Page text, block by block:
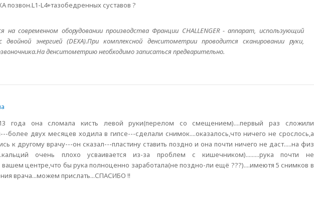
L4+тазобедренных суставов ?
современном оборудовании производства Франции CHALLENGER - аппарат, использующий
энергией (DEXA).При комплексной денситометрии проводится сканировании руки,
денситометрию необходимо записаться предварительно.
года она сломала кисть левой руки(перелом со смещением)....первый раз сложили
более двух месяцев ходила в гипсе---сделали снимок....оказалось,что ничего не срослось,а
к другому врачу---он сказал---пластину ставить поздно и она почти ничего не даст.....на физ
очень плохо усваивается из-за проблем с кишечником).........рука почти не
центре,что бы рука полноценно заработала(не поздно-ли ещё ???)....имеютя 5 снимков в
врача...можем прислать...СПАСИБО !!